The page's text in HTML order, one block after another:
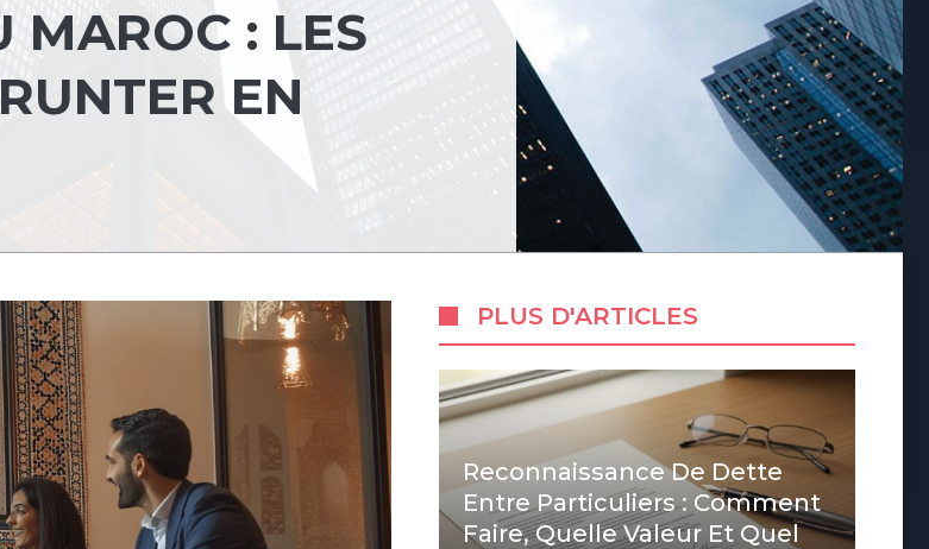
MAROC : LES
EN
PLUS D'ARTICLES
Reconnaissance De Dette
Entre Particuliers : Comment
Faire, Quelle Valeur Et Quel